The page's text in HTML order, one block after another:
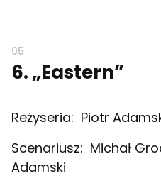
6. „Eastern”
Reżyseria: Piotr
Scenariusz: Michał
Adamski